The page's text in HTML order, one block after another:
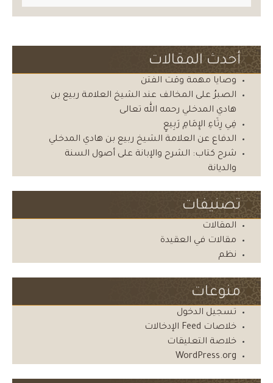
أحدث المقالات
وصايا مهمة وقت الفتن
الصبرُ على المخالف عند الشيخ العلامة ربيع بن
هادي المدخلي رحمه الله تعالى
فِي رِثَاءِ الإِمَامِ رَبِيعٍ
الدفاع عن العلامة الشيخ ربيع بن هادي المدخلي
شرح كتاب: الشرح والإبانة على أصول السنة
والديانة
تصنيفات
المقالات
مقالات في العقيدة
نظم
منوعات
تسجيل الدخول
خلاصات Feed الإدخالات
خلاصة التعليقات
WordPress.org